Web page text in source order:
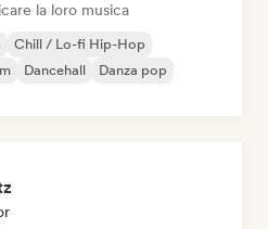
la loro musica
Chill / Lo-fi Hip-Hop
Dancehall
Danza pop